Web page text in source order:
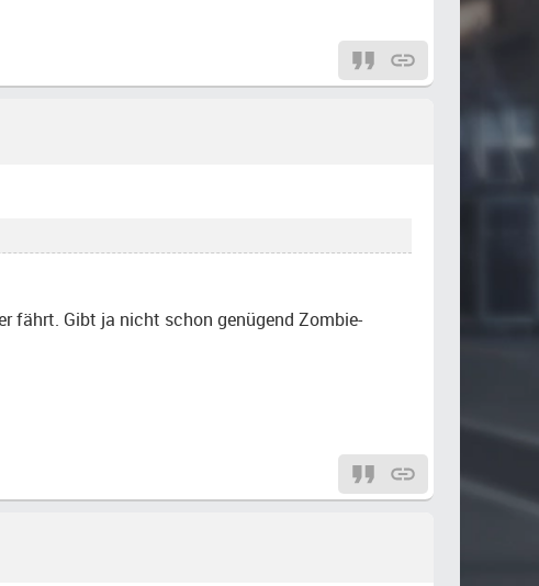
fährt. Gibt ja nicht schon genügend Zombie-